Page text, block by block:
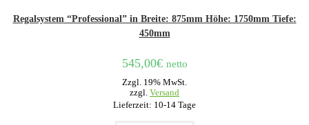
Regalsystem “Professional” in Breite: 875mm Höhe: 1750mm Tiefe:
450mm
545,00€ netto
Zzgl. 19% MwSt.
zzgl. Versand
Lieferzeit: 10-14 Tage